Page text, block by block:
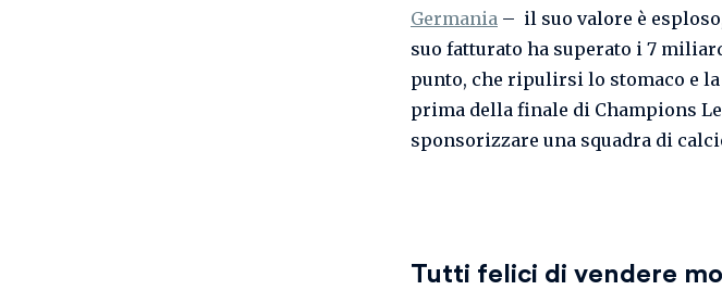
Germania – il suo valore è
suo fatturato ha superato i 7
punto, che ripulirsi lo stomaco e
prima della finale di Champions
sponsorizzare una squadra di
Tutti felici di vendere